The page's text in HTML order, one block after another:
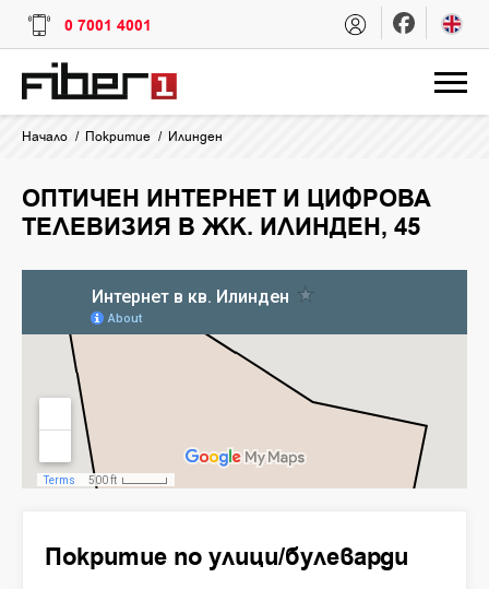
0 7001 4001
Начало Покритие Илинден
ОПТИЧЕН ИНТЕРНЕТ И ЦИФРОВА
ТЕЛЕВИЗИЯ В ЖК. ИЛИНДЕН, 45
Покритие по улици/булеварди